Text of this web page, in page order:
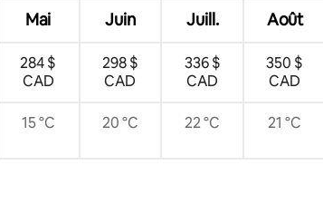
Mai Juin Juill. Août
284 $
CAD
298 $
CAD
336 $
CAD
350 $
CAD
15 °C 20 °C 22 °C 21 °C